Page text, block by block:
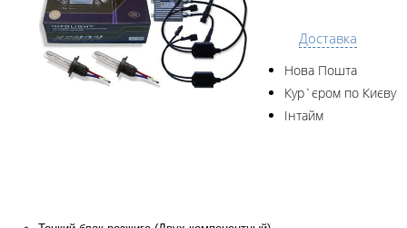
Доставка
Нова Пошта
Кур`єром по Києву
Інтайм